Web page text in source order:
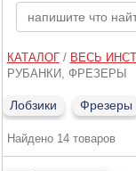
КАТАЛОГ/ ВЕСЬ
РУБАНКИ, ФРЕЗЕРЫ
Лобзики Фрезеры
Найдено 14 товаров